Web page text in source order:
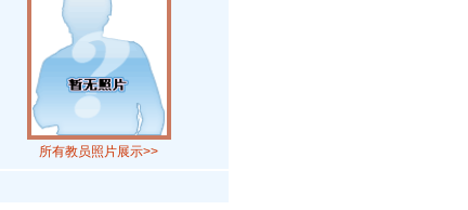
所有教员照片展示>>